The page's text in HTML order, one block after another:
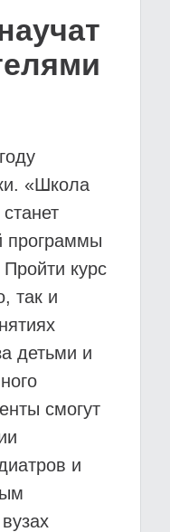
«Школа
программы
курс
так и
детьми и
смогут
и